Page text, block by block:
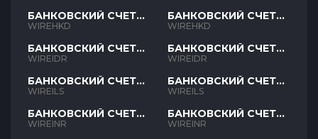
БАНКОВСКИЙ СЧЕТ
HKD
WIREHKD
БАНКОВСКИЙ СЧЕТ
IDR
WIREIDR
БАНКОВСКИЙ СЧЕТ
ILS
WIREILS
БАНКОВСКИЙ СЧЕТ
INR
WIREINR
БАНКОВСКИЙ СЧЕТ
HKD
WIREHKD
БАНКОВСКИЙ СЧЕТ
IDR
WIREIDR
БАНКОВСКИЙ СЧЕТ
ILS
WIREILS
БАНКОВСКИЙ СЧЕТ
INR
WIREINR